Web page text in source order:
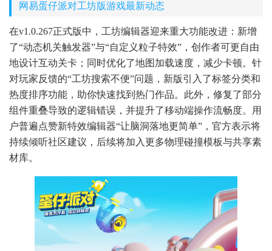
网易蛋仔派对工坊版游戏最新动态
在v1.0.267正式版中，工坊编辑器迎来重大功能改进：新增
了“动态机关触发器”与“自定义粒子特效”，创作者可更自由
地设计互动关卡；同时优化了地图加载速度，减少卡顿。针
对玩家反馈的“工坊搜索不便”问题，新版引入了标签分类和
热度排序功能，助你快速找到热门作品。此外，修复了部分
组件重叠导致的逻辑错误，并提升了移动端操作流畅度。用
户普遍点赞新特效编辑器“让脑洞落地更简单”，官方表示将
持续倾听社区建议，后续将加入更多物理碰撞模板与共享素
材库。